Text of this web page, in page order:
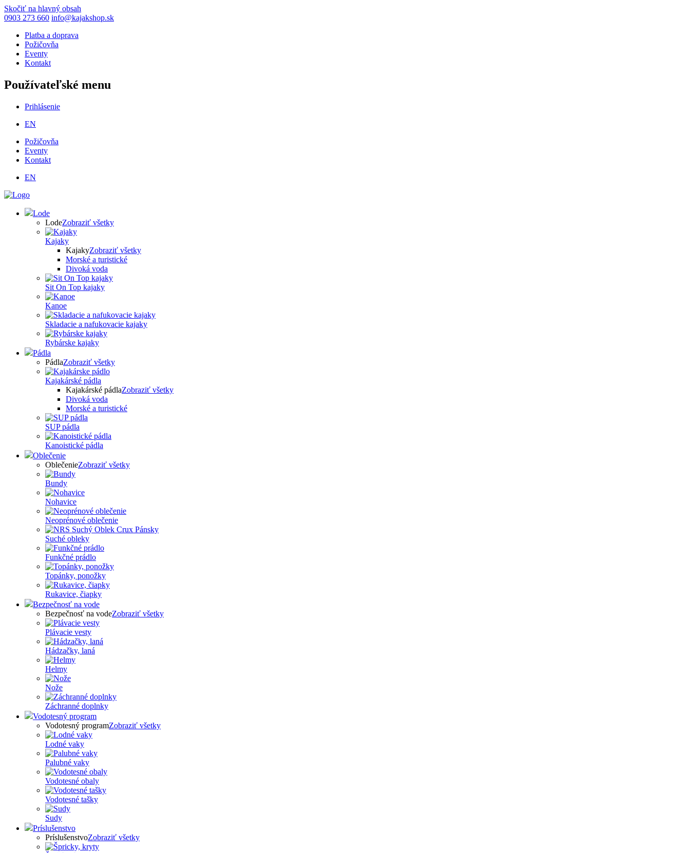
Skočiť na hlavný obsah
0903 273 660 info@kajakshop.sk
Platba a doprava
Požičovňa
Eventy
Kontakt
Používateľské menu
Prihlásenie
EN
Požičovňa
Eventy
Kontakt
EN
Lode
LodeZobraziť všetky
Kajaky
KajakyZobraziť všetky
Morské a turistické
Divoká voda
Sit On Top kajaky
Kanoe
Skladacie a nafukovacie kajaky
Rybárske kajaky
Pádla
PádlaZobraziť všetky
Kajakárské pádla
Kajakárské pádlaZobraziť všetky
Divoká voda
Morské a turistické
SUP pádla
Kanoistické pádla
Oblečenie
OblečenieZobraziť všetky
Bundy
Nohavice
Neoprénové oblečenie
Suché obleky
Funkčné prádlo
Topánky, ponožky
Rukavice, čiapky
Bezpečnosť na vode
Bezpečnosť na vodeZobraziť všetky
Plávacie vesty
Hádzačky, laná
Helmy
Nože
Záchranné doplnky
Vodotesný program
Vodotesný programZobraziť všetky
Lodné vaky
Palubné vaky
Vodotesné obaly
Vodotesné tašky
Sudy
Príslušenstvo
PríslušenstvoZobraziť všetky